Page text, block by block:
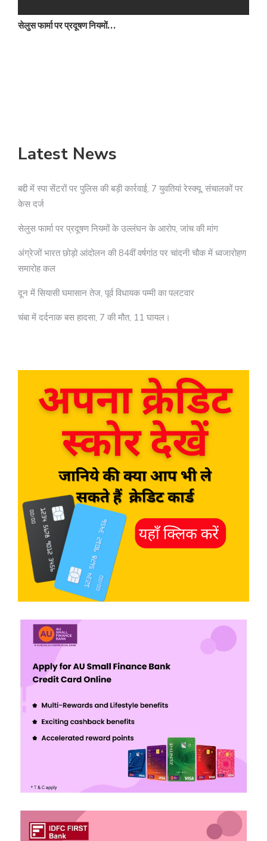
सेलुस फार्मा पर प्रदूषण नियमों…
Latest News
बद्दी में स्पा सेंटरों पर पुलिस की बड़ी कार्रवाई, 7 युवतियां रेस्क्यू, संचालकों पर
केस दर्ज
सेलुस फार्मा पर प्रदूषण नियमों के उल्लंघन के आरोप, जांच की मांग
अंग्रेजों भारत छोड़ो आंदोलन की 84वीं वर्षगांठ पर चांदनी चौक में ध्वजारोहण
समारोह कल
दून में सियासी घमासान तेज, पूर्व विधायक पम्मी का पलटवार
चंबा में दर्दनाक बस हादसा, 7 की मौत, 11 घायल।